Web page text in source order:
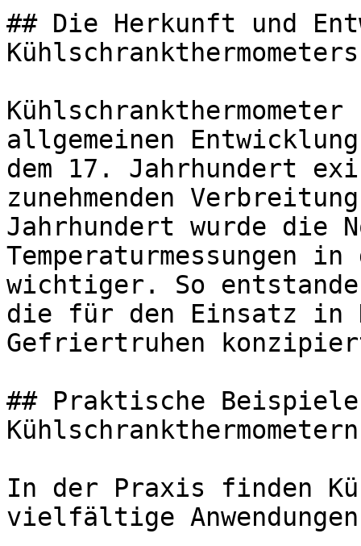
## Die Herkunft und
Kühlschrankthermometers
allgemeinen
dem 17. Jahrhundert
zunehmenden
Jahrhundert wurde die
Temperaturmessungen
wichtiger. So
die für den Einsatz in
Gefriertruhen
## Praktische
Kühlschrankthermometern
In der Praxis finden
vielfältige